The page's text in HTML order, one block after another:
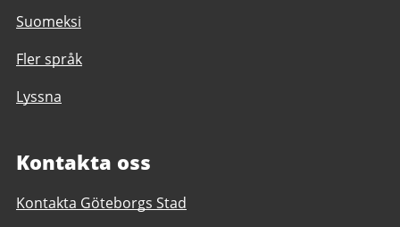
Suomeksi
Fler språk
Lyssna
Kontakta oss
Kontakta Göteborgs Stad